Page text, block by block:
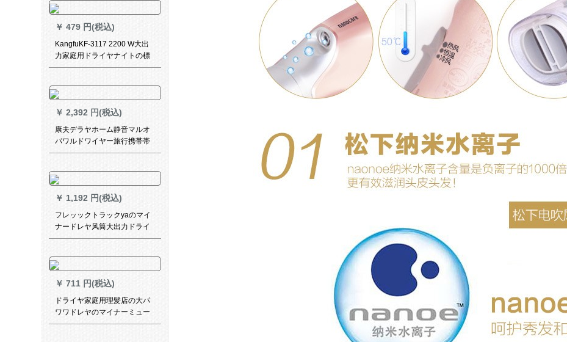
￥ 479 円(税込)
KangfuKF-3117 2200 W大出
力家庭用ドライヤナイトの標
準装備
￥ 2,392 円(税込)
康夫デラヤホーム静音マルオ
パワルドワイヤー旅行携帯帯
ドライヤー冷热风理髪店妊妇
标准装备+鼻毛器
￥ 1,192 円(税込)
フレッックトラックyaのマイ
ナードレヤ风筒大出力ドライ
ヤー恒温养护HP 8249
￥ 711 円(税込)
ドライヤ家庭用理髪店の大パ
ワワドレヤのマイナーミュー
ト学生の小ドライヤは、ブラ